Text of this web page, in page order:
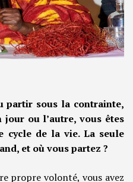
partir sous la contrainte,
jour ou l’autre, vous êtes
cycle de la vie. La seule
et où vous partez ?
propre volonté, vous avez